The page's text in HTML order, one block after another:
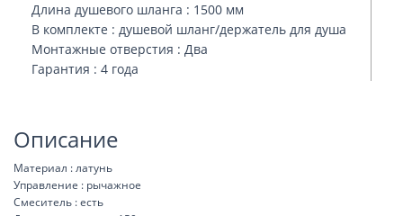
Длина душевого шланга : 1500 мм
В комплекте : душевой шланг/держатель для душа
Монтажные отверстия : Два
Гарантия : 4 года
Описание
Материал : латунь
Управление : рычажное
Смеситель : есть